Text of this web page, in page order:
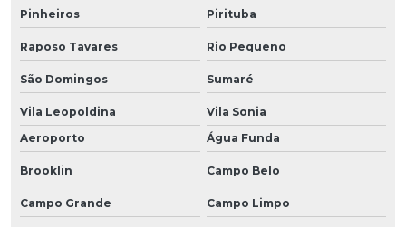
Pinheiros Pirituba
Raposo Tavares Rio Pequeno
São Domingos Sumaré
Vila Leopoldina
Vila Sonia
Aeroporto
Água Funda
Brooklin Campo Belo
Campo Grande Campo Limpo